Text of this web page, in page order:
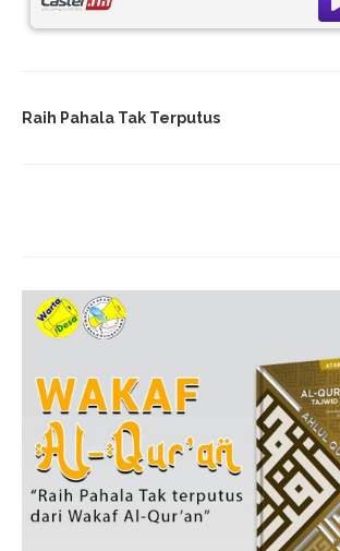
Raih Pahala Tak Terputus